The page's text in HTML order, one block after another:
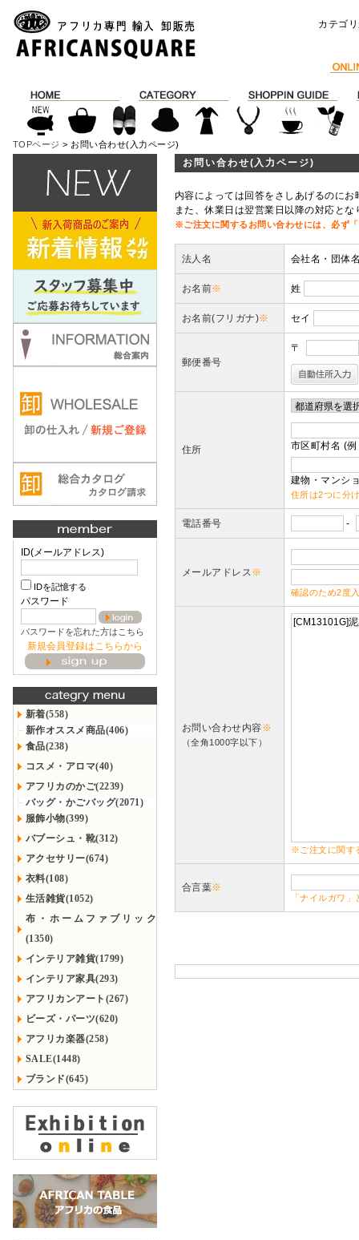
カテゴ
TOPページ > お問い合わせ(入力ページ)
ID(メールアドレス)
IDを記憶する
パスワード
パスワードを忘れた方はこちら
新規会員登録はこちらから
新着(558)
新作オススメ商品(406)
食品(238)
コスメ・アロマ(40)
アフリカのかご(2239)
バッグ・かごバッグ(2071)
服飾小物(399)
バブーシュ・靴(312)
アクセサリー(674)
衣料(108)
生活雑貨(1052)
布・ホームファブリック
(1350)
インテリア雑貨(1799)
インテリア家具(293)
アフリカンアート(267)
ビーズ・パーツ(620)
アフリカ楽器(258)
SALE(1448)
ブランド(645)
お問い合わせ(入力ページ)
内容によっては回答をさしあげるのに
また、休業日は翌営業日以降の対応と
※ご注文に関するお問い合わせには、必ず
法人名 会社名・団体
お名前※ 姓
お名前(フリガナ)※ セイ
郵便番号
〒
住所 市区町村名 (
建物・マンシ
住所は2つに分
電話番号 -
メールアドレス※
確認のため2度
お問い合わせ内容※
（全角1000字以下）
※ご注文に関す
合言葉※
「ナイルガワ